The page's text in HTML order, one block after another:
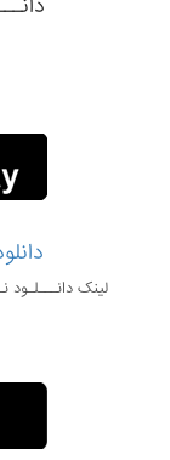
لینک دانـــلـود